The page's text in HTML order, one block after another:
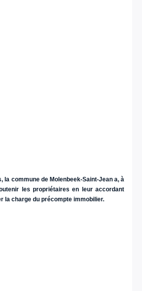
la commune de Molenbeek-Saint-Jean a, à
les propriétaires en leur accordant
la charge du précompte immobilier.